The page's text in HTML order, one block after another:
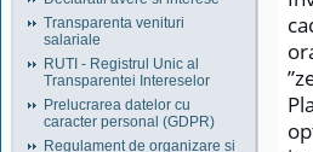
Transparenta venituri
salariale
RUTI - Registrul Unic al
Transparentei Intereselor
Prelucrarea datelor cu
caracter personal (GDPR)
Regulament de organizare si